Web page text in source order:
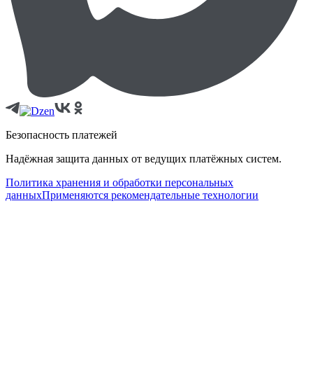
Безопасность платежей
Надёжная защита данных от ведущих платёжных систем.
Политика хранения и обработки персональных
данныхПрименяются рекомендательные технологии